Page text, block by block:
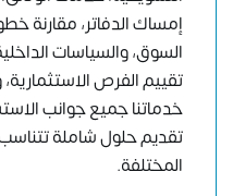
إمساك الدفاتر، مقارنة
السوق، والسياسات
تقييم الفرص
خدماتنا جميع جوانب
تقديم حلول شاملة تتناسب
المختلفة.